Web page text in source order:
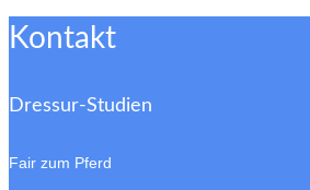
Kontakt
Dressur-Studien
Fair zum Pferd